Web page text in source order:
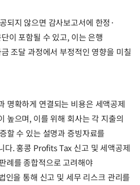
되지 않으면 감사보고서에 한정·
이 포함될 수 있고, 이는 은행
조달 과정에서 부정적인 영향을 미칠
명확하게 연결되는 비용은 세액공제
높으며, 이를 위해 회사는 각 지출의
할 수 있는 설명과 증빙자료를
다.​ 홍콩 Profits Tax 신고 및 세액공제
례를 종합적으로 고려해야
인을 통해 신고 및 세무 리스크 관리를